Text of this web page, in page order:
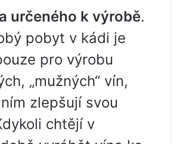
určeného k výrobě.
pobyt v kádi je
pro výrobu
„mužných“ vín,
zlepšují svou
chtějí v